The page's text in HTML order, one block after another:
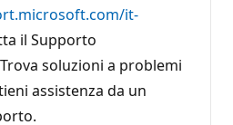
it-
il Supporto
soluzioni a problemi
assistenza da un